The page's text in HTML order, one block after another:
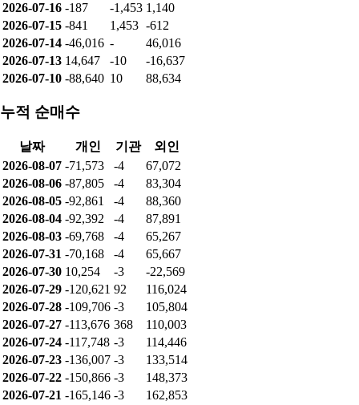
2026-07-16 -187 -1,453 1,140
2026-07-15 -841 1,453 -612
2026-07-14 -46,016 -
46,016
2026-07-13 14,647 -10
-16,637
2026-07-10 -88,640 10 88,634
누적 순매수
날짜 개인 기관
외인
2026-08-07 -71,573 -4
67,072
2026-08-06 -87,805 -4
83,304
2026-08-05 -92,861 -4
88,360
2026-08-04 -92,392 -4
87,891
2026-08-03 -69,768 -4
65,267
2026-07-31 -70,168 -4
65,667
2026-07-30 10,254 -3
-22,569
2026-07-29 -120,621 92
116,024
2026-07-28 -109,706 -3
105,804
2026-07-27 -113,676 368
110,003
2026-07-24 -117,748 -3
114,446
2026-07-23 -136,007 -3
133,514
2026-07-22 -150,866 -3
148,373
2026-07-21 -165,146 -3
162,853